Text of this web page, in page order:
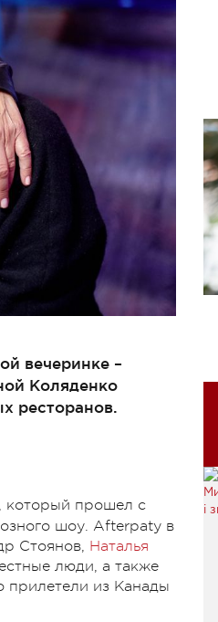
вечеринке –
Коляденко
ресторанов.
, который прошел с
шоу. Afterpaty в
Стоянов, Наталья
люди, а также
прилетели из Канады